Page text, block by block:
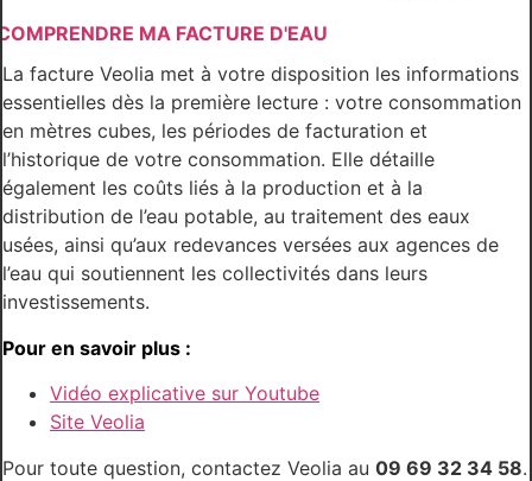
MA FACTURE D'EAU
La facture Veolia met à votre disposition les informations
essentielles dès la première lecture : votre consommation
en mètres cubes, les périodes de facturation et
l’historique de votre consommation. Elle détaille
également les coûts liés à la production et à la
distribution de l’eau potable, au traitement des eaux
usées, ainsi qu’aux redevances versées aux agences de
l’eau qui soutiennent les collectivités dans leurs
investissements.
Pour en savoir plus :
Vidéo explicative sur Youtube
Site Veolia
Pour toute question, contactez Veolia au 09 69 32 34 58.